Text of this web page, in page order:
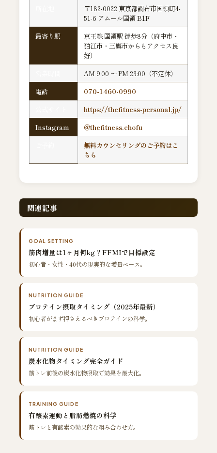
〒182-0022 東京都調布市国領町4-
51-6 アムール国領 B1F
最寄り駅
京王線 国領駅 徒歩8分（府中市・
狛江市・三鷹市からもアクセス良
好）
AM 9:00 ～ PM 23:00（不定休）
電話
070-1460-0990
https://thefitness-personal.jp/
Instagram
@thefitness.chofu
無料カウンセリングのご予約はこ
ちら
関連記事
GOAL SETTING
筋肉増量は1ヶ月何kg？FFMIで目標設定
初心者・女性・40代の現実的な増量ペース。
NUTRITION GUIDE
プロテイン摂取タイミング（2025年最新）
初心者がまず押さえるべきプロテインの科学。
NUTRITION GUIDE
炭水化物タイミング完全ガイド
筋トレ前後の炭水化物摂取で効果を最大化。
TRAINING GUIDE
有酸素運動と脂肪燃焼の科学
筋トレと有酸素の効果的な組み合わせ方。